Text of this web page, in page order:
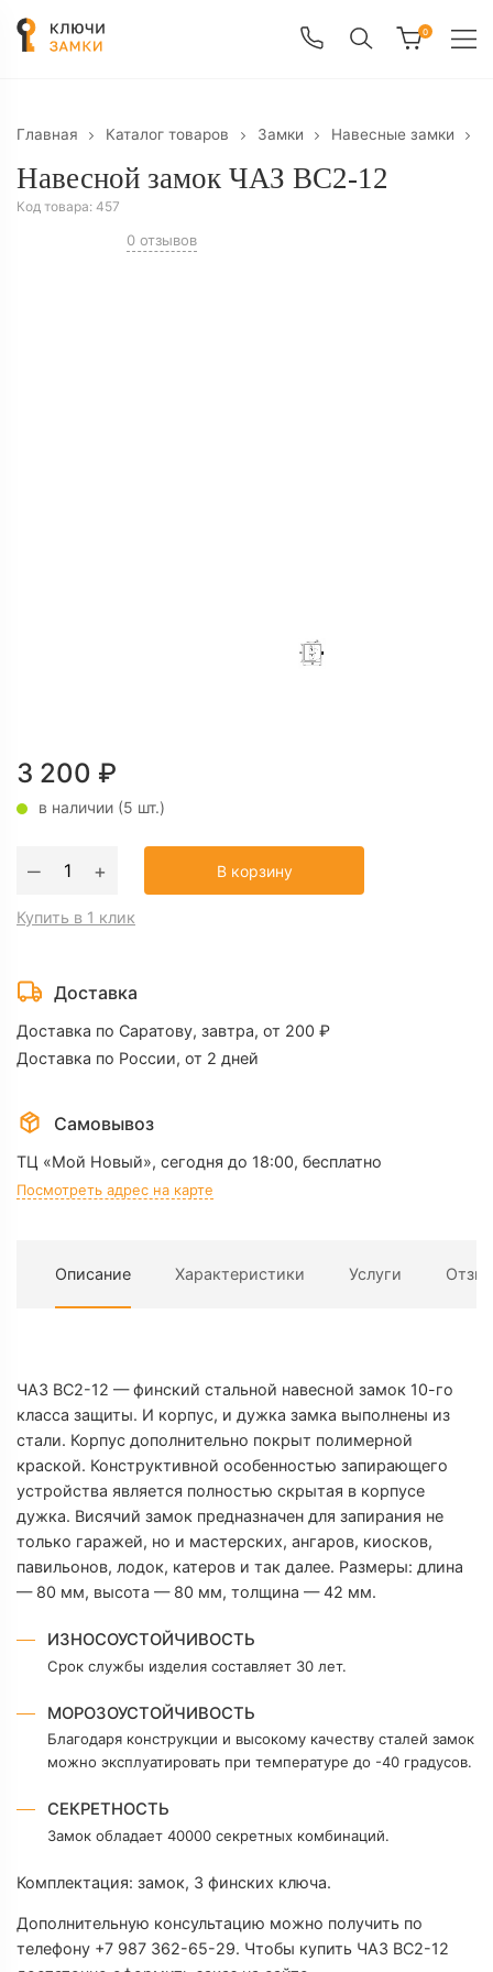
0
Главная Каталог товаров Замки Навесные замки
Навесной замок ЧАЗ ВС2-12
Код товара: 457
0 отзывов
3 200 ₽
в наличии (5 шт.)
‒
Количество
Навесной
ВС2-
+ В корзину
Купить в 1 клик
Доставка
Доставка по Саратову, завтра, от 200 ₽
Доставка по России, от 2 дней
Самовывоз
ТЦ «Мой Новый», сегодня до 18:00, бесплатно
Посмотреть адрес на карте
Описание Характеристики Услуги
ЧАЗ ВС2-12 — финский стальной навесной замок 10-го
класса защиты. И корпус, и дужка замка выполнены из
стали. Корпус дополнительно покрыт полимерной
краской. Конструктивной особенностью запирающего
устройства является полностью скрытая в корпусе
дужка. Висячий замок предназначен для запирания не
только гаражей, но и мастерских, ангаров, киосков,
павильонов, лодок, катеров и так далее. Размеры: длина
— 80 мм, высота — 80 мм, толщина — 42 мм.
ИЗНОСОУСТОЙЧИВОСТЬ
Срок службы изделия составляет 30 лет.
МОРОЗОУСТОЙЧИВОСТЬ
Благодаря конструкции и высокому качеству сталей замок
можно эксплуатировать при температуре до -40 градусов.
СЕКРЕТНОСТЬ
Замок обладает 40000 секретных комбинаций.
Комплектация: замок, 3 финских ключа.
Дополнительную консультацию можно получить по
телефону +7 987 362-65-29. Чтобы купить ЧАЗ ВС2-12